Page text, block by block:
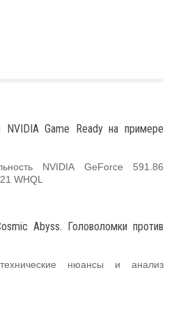
NVIDIA Game Ready на примере
NVIDIA GeForce 591.86
WHQL
Abyss. Головоломки против
нюансы и анализ